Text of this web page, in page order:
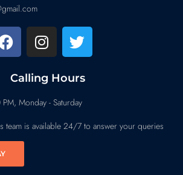
Calling Hours
Monday - Saturday
team is available 24/7 to answer your queries